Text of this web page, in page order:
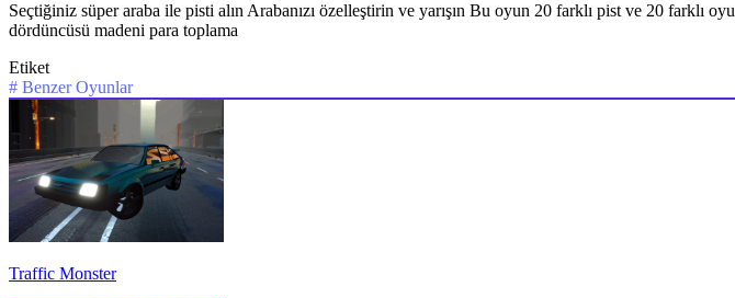
Seçtiğiniz süper araba ile pisti alın Arabanızı özelleştirin ve yarışın Bu oyun 20 farklı pist ve 20 farklı
dördüncüsü madeni para toplama
Etiket
# Benzer Oyunlar
Traffic Monster